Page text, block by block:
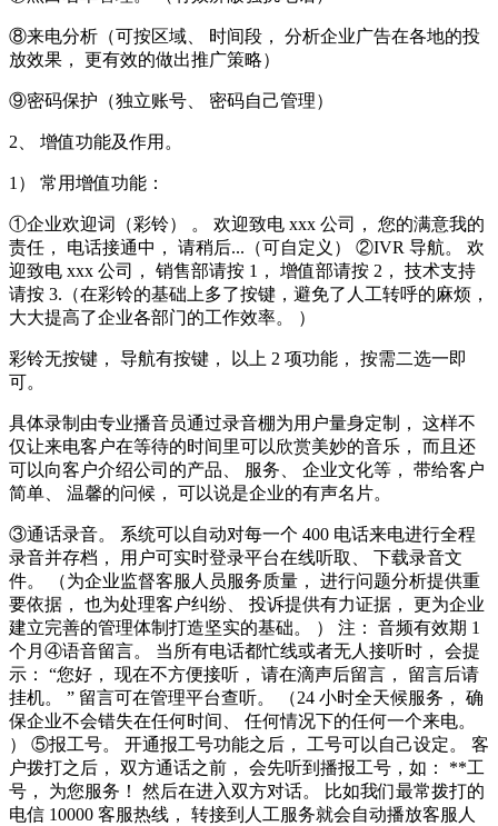
⑧来电分析（可按区域、 时间段， 分析企业广告在各地的投
放效果， 更有效的做出推广策略）
⑨密码保护（独立账号、 密码自己管理）
2、 增值功能及作用。
1） 常用增值功能：
①企业欢迎词（彩铃） 。 欢迎致电 xxx 公司， 您的满意我的
责任， 电话接通中， 请稍后...（可自定义） ②IVR 导航。 欢
迎致电 xxx 公司， 销售部请按 1， 增值部请按 2， 技术支持
请按 3.（在彩铃的基础上多了按键，避免了人工转呼的麻烦，
大大提高了企业各部门的工作效率。 ）
彩铃无按键， 导航有按键， 以上 2 项功能， 按需二选一即
可。
具体录制由专业播音员通过录音棚为用户量身定制， 这样不
仅让来电客户在等待的时间里可以欣赏美妙的音乐， 而且还
可以向客户介绍公司的产品、 服务、 企业文化等， 带给客户
简单、 温馨的问候， 可以说是企业的有声名片。
③通话录音。 系统可以自动对每一个 400 电话来电进行全程
录音并存档， 用户可实时登录平台在线听取、 下载录音文
件。 （为企业监督客服人员服务质量， 进行问题分析提供重
要依据， 也为处理客户纠纷、 投诉提供有力证据， 更为企业
建立完善的管理体制打造坚实的基础。 ） 注： 音频有效期 1
个月④语音留言。 当所有电话都忙线或者无人接听时， 会提
示： “您好， 现在不方便接听， 请在滴声后留言， 留言后请
挂机。 ” 留言可在管理平台查听。 （24 小时全天候服务， 确
保企业不会错失在任何时间、 任何情况下的任何一个来电。
） ⑤报工号。 开通报工号功能之后， 工号可以自己设定。 客
户拨打之后， 双方通话之前， 会先听到播报工号，如： **工
号， 为您服务！ 然后在进入双方对话。 比如我们最常拨打的
电信 10000 客服热线， 转接到人工服务就会自动播放客服人